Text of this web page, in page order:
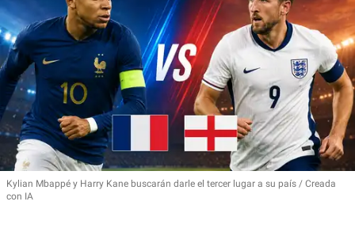
Kylian Mbappé y Harry Kane buscarán darle el tercer lugar a su país
Creada
con IA